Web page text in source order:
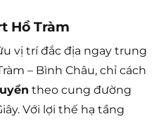
Hồ Tràm
vị trí đắc địa ngay trung
– Bình Châu, chỉ cách
theo cung đường
Với lợi thế hạ tầng